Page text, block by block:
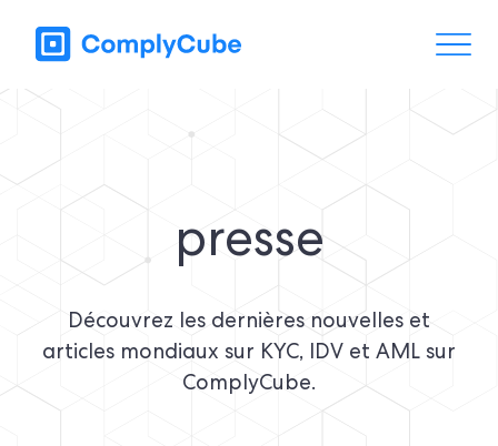
presse
Découvrez les dernières nouvelles et
articles mondiaux sur KYC, IDV et AML sur
ComplyCube.